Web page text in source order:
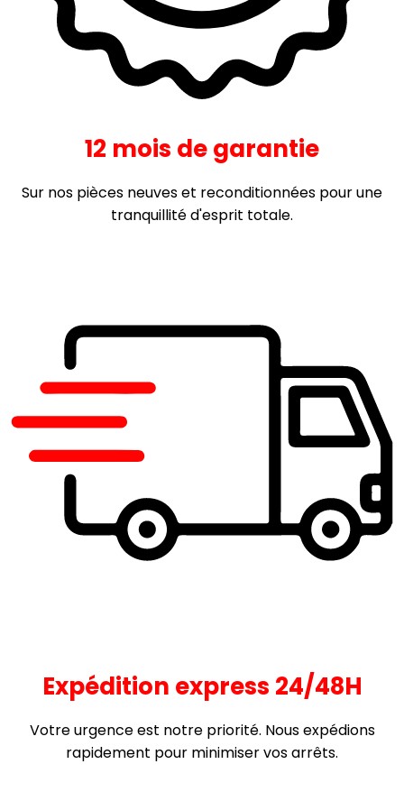
12 mois de garantie
Sur nos pièces neuves et reconditionnées pour une
tranquillité d'esprit totale.
Expédition express 24/48H
Votre urgence est notre priorité. Nous expédions
rapidement pour minimiser vos arrêts.